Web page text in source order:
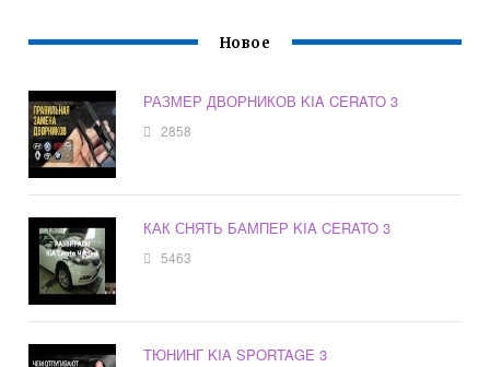
Новое
РАЗМЕР ДВОРНИКОВ KIA CERATO 3
2858
КАК СНЯТЬ БАМПЕР KIA CERATO 3
5463
ТЮНИНГ KIA SPORTAGE 3